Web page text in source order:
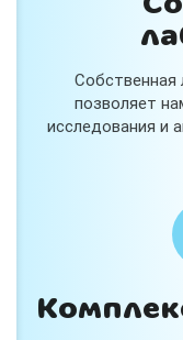
Собственная
позволяет
исследования и
Я согласен